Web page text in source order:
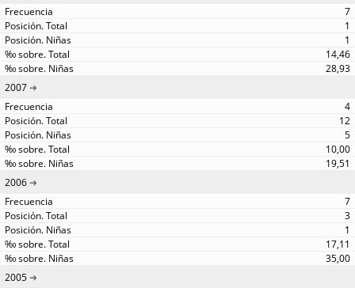
7
1
1
14,46
28,93
2007
4
12
5
10,00
19,51
2006
7
3
1
17,11
35,00
2005